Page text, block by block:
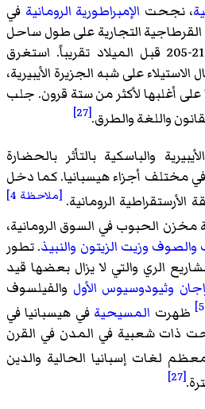
، نجحت الإمبراطورية الرومانية في
التجارية على طول ساحل
البحر المتوسط ما بين 210-205 قبل الميلاد تقريباً. استغرق
على شبه الجزيرة الأيبيرية،
أغلبها لأكثر من ستة قرون. جلب
واللغة والطرق.[27]
والباسكية بالتأثر بالحضارة
مختلف أجزاء هيسبانيا. كما دخل
الرومانية. [ملاحظة 4]
مخزن الحبوب في السوق الرومانية،
والصوف وزيت الزيتون والنبيذ. تطور
الري والتي لا يزال بعضها قيد
وثيودوسيوس الأول والفيلسوف
ظهرت المسيحية في هيسبانيا في
ذات شعبية في المدن في القرن
لغات إسبانيا الحالية والدين
[27]